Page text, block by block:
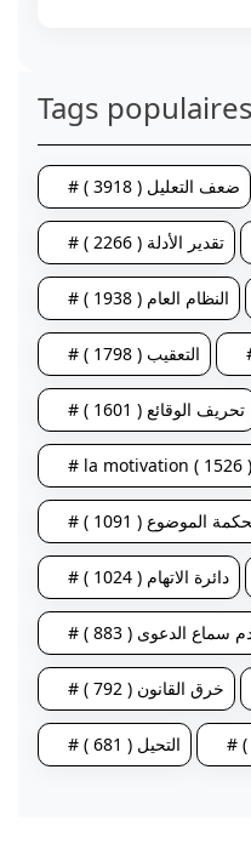
Tags populaires
# ضعف التعليل ( 3918 )
# تقدير الأدلة ( 2266 )
# النظام العام ( 1938 )
# التعقيب ( 1798 )
# تحريف الوقائع ( 1601 )
# la motivation ( 1526 )
الموضوع ( 1091 )
# دائرة الاتهام ( 1024 )
سماع الدعوى ( 883 )
# خرق القانون ( 792 )
# التحيل ( 681 )